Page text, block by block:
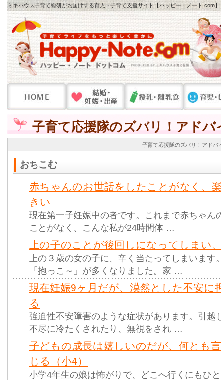
ミキハウス子育て総研がお届けする育児・子育て支援サイト【ハッピー・ノート
子育て応援隊のズバリ！アドバ
子育て応援隊のズバリ！アドバ
おちこむ
赤ちゃんのお世話をしたことがなく、
きい
現在第一子妊娠中の者です。これまで赤ちゃん
ことがなく、こんな私が24時間体 …
上の子のことが後回しになってしまい
上の３歳の女の子に、辛く当たってしまいます
「抱っこ～」が多くなりました。家 …
現在妊娠9ヶ月だが、漠然とした不安に
る
強迫性不安障害のような症状があります。引越
不尽に冷たくされたり、無視をされ …
子どもの成長は嬉しいのだが、何とも
じる（小4）
小学4年生の娘は怖がりで、どこへ行くにもひ